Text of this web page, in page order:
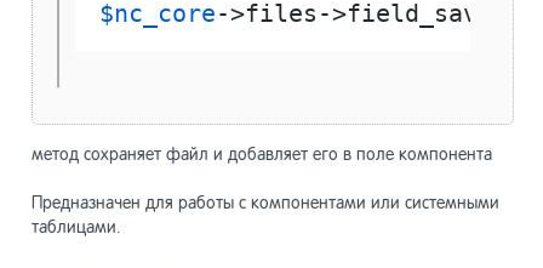
$nc_core->files-
метод сохраняет файл и добавляет его в поле компонента
Предназначен для работы с компонентами или системными
таблицами.